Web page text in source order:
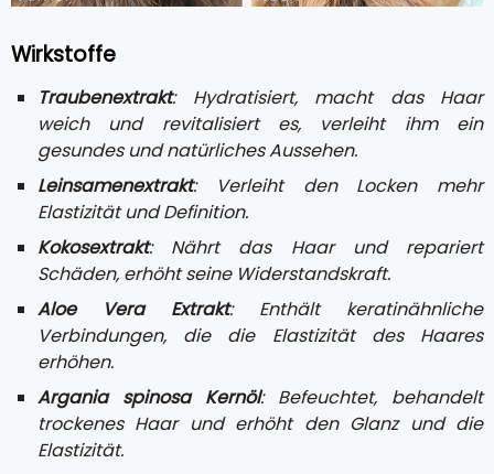
Wirkstoffe
Traubenextrakt: Hydratisiert, macht das Haar
weich und revitalisiert es, verleiht ihm ein
gesundes und natürliches Aussehen.
Leinsamenextrakt: Verleiht den Locken mehr
Elastizität und Definition.
Kokosextrakt: Nährt das Haar und repariert
Schäden, erhöht seine Widerstandskraft.
Aloe Vera Extrakt: Enthält keratinähnliche
Verbindungen, die die Elastizität des Haares
erhöhen.
Argania spinosa Kernöl: Befeuchtet, behandelt
trockenes Haar und erhöht den Glanz und die
Elastizität.